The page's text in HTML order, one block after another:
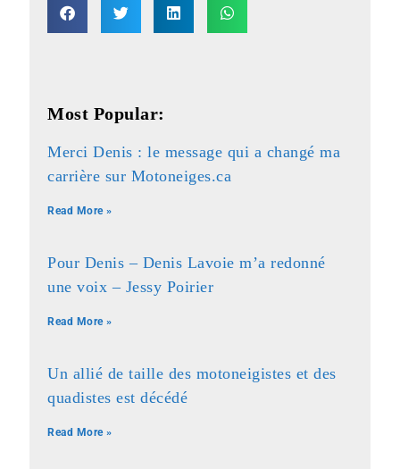
Most Popular:
Merci Denis : le message qui a changé ma
carrière sur Motoneiges.ca
Read More »
Pour Denis – Denis Lavoie m’a redonné
une voix – Jessy Poirier
Read More »
Un allié de taille des motoneigistes et des
quadistes est décédé
Read More »